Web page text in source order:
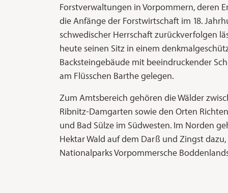
Forstverwaltungen in Vorpommern, deren
die Anfänge der Forstwirtschaft im 18.
schwedischer Herrschaft zurückverfolgen
heute seinen Sitz in einem
Backsteingebäude mit beeindruckender
am Flüsschen Barthe gelegen.
Zum Amtsbereich gehören die Wälder
Ribnitz-Damgarten sowie den Orten
und Bad Sülze im Südwesten. Im Norden
Hektar Wald auf dem Darß und Zingst
Nationalparks Vorpommersche